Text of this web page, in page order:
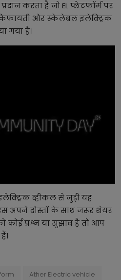
करता है जो EL प्लेटफॉर्म पर
किफायती और स्केलेबल इलेक्ट्रिक
गया है।
व्हीकल से जुड़ी यह
अपने दोस्तों के साथ जरूर शेयर
प्रश्न या सुझाव है तो आप
Ather Electric vehicle